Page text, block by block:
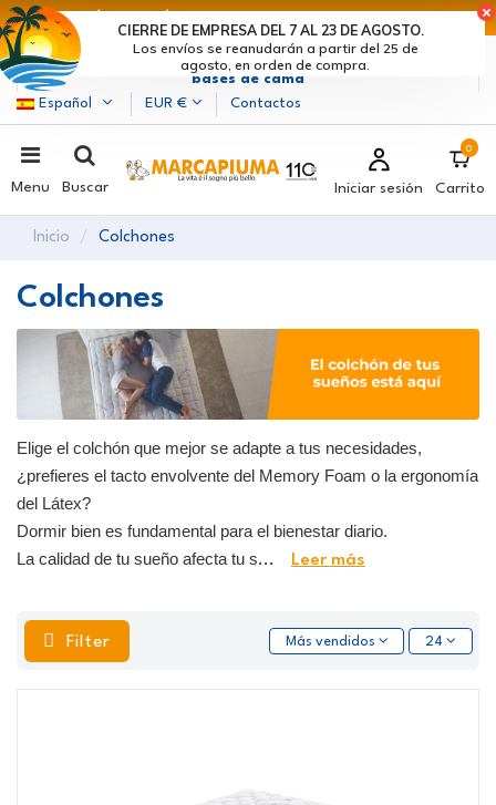
Marcapiuma| Fabricantes de colchones, almohadas y
bases de cama
Español
EUR € Contactos
Menu Buscar Iniciar sesión
0
Carrito
Inicio Colchones
Colchones
Elige el colchón que mejor se adapte a tus necesidades,
¿prefieres el tacto envolvente del Memory Foam o la ergonomía
del Látex?
Dormir bien es fundamental para el bienestar diario.
La calidad de tu sueño afecta tu s... Leer más
Filter Más vendidos 24
Los envíos se reanudarán a partir del 25 de
agosto, en orden de compra.
CIERRE DE EMPRESA DEL 7 AL 23 DE AGOSTO.